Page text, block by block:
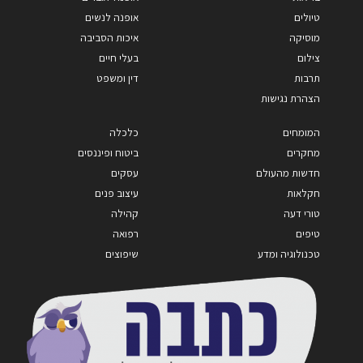
טיולים
מוסיקה
צילום
תרבות
הצהרת נגישות
אופנה לנשים
איכות הסביבה
בעלי חיים
דין ומשפט
המומחים
מחקרים
חדשות מהעולם
חקלאות
טורי דעה
טיפים
טכנולוגיה ומדע
כלכלה
ביטוח ופיננסים
עסקים
עיצוב פנים
קהילה
רפואה
שיפוצים